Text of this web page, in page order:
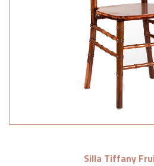
Silla Tiffany